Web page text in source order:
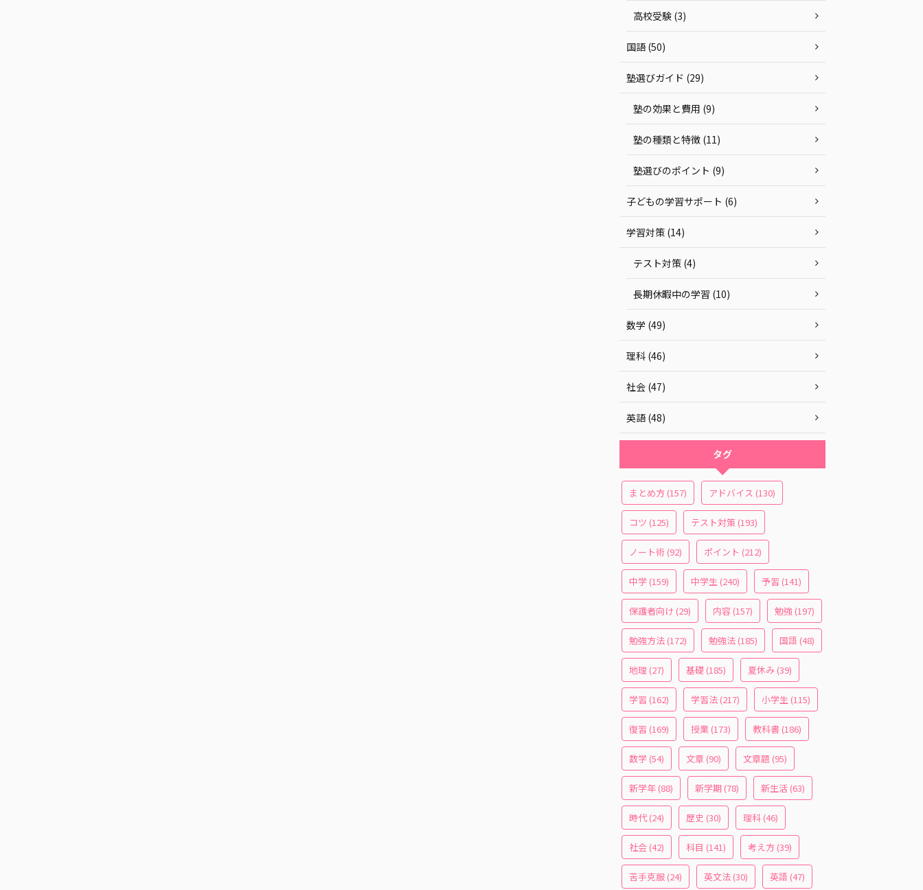
高校受験 (3)
国語 (50)
塾選びガイド (29)
塾の効果と費用 (9)
塾の種類と特徴 (11)
塾選びのポイント (9)
子どもの学習サポート (6)
学習対策 (14)
テスト対策 (4)
長期休暇中の学習 (10)
数学 (49)
理科 (46)
社会 (47)
英語 (48)
タグ
まとめ方(157) アドバイス (130)
コツ (125) テスト対策(193)
ノート術(92) ポイント (212)
中学(159) 中学生(240) 予習 (141)
保護者向け (29) 内容(157) 勉強(197)
勉強方法(172) 勉強法(185) 国語 (48)
地理(27) 基礎(185) 夏休み (39)
学習 (162) 学習法(217) 小学生(115)
復習 (169) 授業(173) 教科書(186)
数学(54) 文章 (90) 文章題 (95)
新学年(88) 新学期(78) 新生活(63)
時代(24) 歴史 (30) 理科(46)
社会(42) 科目 (141) 考え方(39)
苦手克服(24) 英文法(30) 英語 (47)